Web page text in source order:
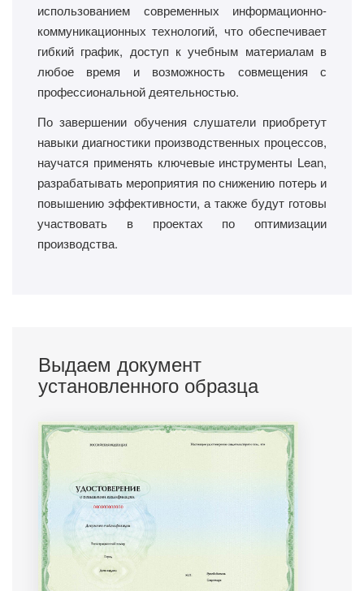
использованием современных информационно-
коммуникационных технологий, что обеспечивает
гибкий график, доступ к учебным материалам в
любое время и возможность совмещения с
профессиональной деятельностью.
По завершении обучения слушатели приобретут
навыки диагностики производственных процессов,
научатся применять ключевые инструменты Lean,
разрабатывать мероприятия по снижению потерь и
повышению эффективности, а также будут готовы
участвовать в проектах по оптимизации
производства.
Выдаем документ
установленного образца